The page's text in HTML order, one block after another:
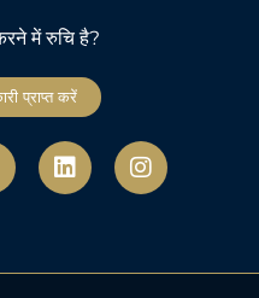
में रुचि है?
प्राप्त करें
L
i
n
d
I
n
s
g